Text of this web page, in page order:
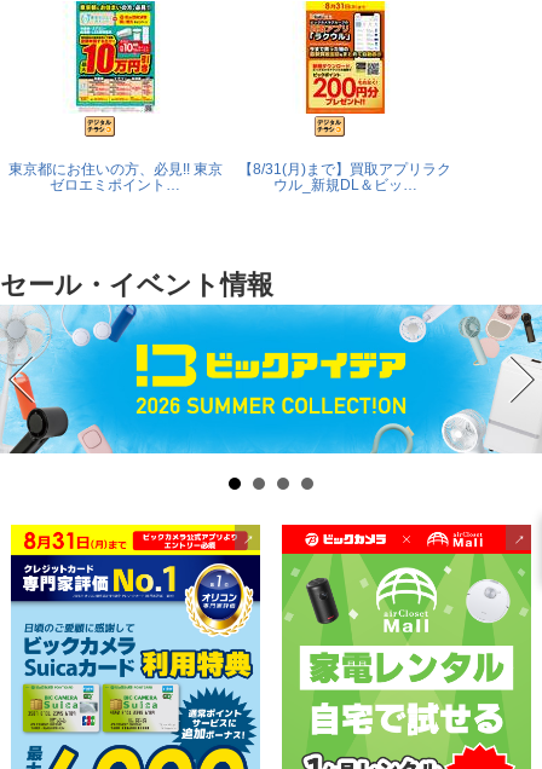
東京都にお住いの方、必見!! 東京
ゼロエミポイント…
【8/31(月)まで】買取アプリラク
ウル_新規DL＆ビッ…
セール・イベント情報